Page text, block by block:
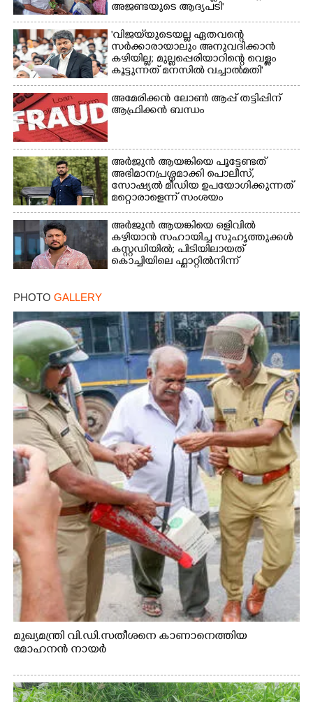
അജണ്ടയുടെ ആദ്യപടി'
'വിജയ്‌യുടെയല്ല ഏതവന്റെ
സർക്കാരായാലും അനുവദിക്കാൻ
കഴിയില്ല; മുല്ലപ്പെരിയാറിന്റെ വെള്ളം
കൂട്ടുന്നത് മനസിൽ വച്ചാൽമതി'
അമേരിക്കൻ ലോൺ ആപ്പ് തട്ടിപ്പിന്
ആഫ്രിക്കൻ ബന്ധം
അർജുൻ ആയങ്കിയെ പൂട്ടേണ്ടത്
അഭിമാനപ്രശ്നമാക്കി പൊലീസ്,
സാേഷ്യൽ മീഡിയ ഉപയോഗിക്കുന്നത്
മറ്റൊരാളെന്ന് സംശയം
അർജുൻ ആയങ്കിയെ ഒളിവിൽ
കഴിയാൻ സഹായിച്ച സുഹൃത്തുക്കൾ
കസ്റ്റഡിയിൽ; പിടിയിലായത്
കൊച്ചിയിലെ ഫ്ലാറ്റിൽനിന്ന്
PHOTO GALLERY
മുഖ്യമന്ത്രി വി.ഡി.സതീശനെ കാണാനെത്തിയ
മോഹനൻ നായർ
Share this link
Copy Link